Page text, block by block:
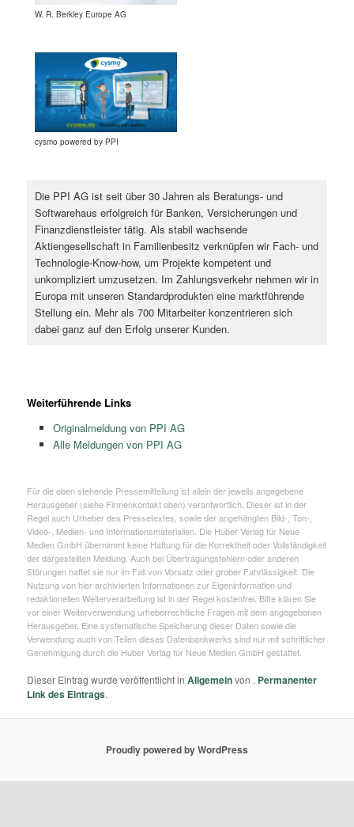
W. R. Berkley Europe AG
cysmo powered by PPI
Die PPI AG ist seit über 30 Jahren als Beratungs- und
Softwarehaus erfolgreich für Banken, Versicherungen und
Finanzdienstleister tätig. Als stabil wachsende
Aktiengesellschaft in Familienbesitz verknüpfen wir Fach- und
Technologie-Know-how, um Projekte kompetent und
unkompliziert umzusetzen. Im Zahlungsverkehr nehmen wir in
Europa mit unseren Standardprodukten eine marktführende
Stellung ein. Mehr als 700 Mitarbeiter konzentrieren sich
dabei ganz auf den Erfolg unserer Kunden.
Weiterführende Links
Originalmeldung von PPI AG
Alle Meldungen von PPI AG
Für die oben stehende Pressemitteilung ist allein der jeweils angegebene
Herausgeber (siehe Firmenkontakt oben) verantwortlich. Dieser ist in der
Regel auch Urheber des Pressetextes, sowie der angehängten Bild-, Ton-,
Video-, Medien- und Informationsmaterialien. Die Huber Verlag für Neue
Medien GmbH übernimmt keine Haftung für die Korrektheit oder Vollständigkeit
der dargestellten Meldung. Auch bei Übertragungsfehlern oder anderen
Störungen haftet sie nur im Fall von Vorsatz oder grober Fahrlässigkeit. Die
Nutzung von hier archivierten Informationen zur Eigeninformation und
redaktionellen Weiterverarbeitung ist in der Regel kostenfrei. Bitte klären Sie
vor einer Weiterverwendung urheberrechtliche Fragen mit dem angegebenen
Herausgeber. Eine systematische Speicherung dieser Daten sowie die
Verwendung auch von Teilen dieses Datenbankwerks sind nur mit schriftlicher
Genehmigung durch die Huber Verlag für Neue Medien GmbH gestattet.
Dieser Eintrag wurde veröffentlicht inAllgemeinvon . Permanenter
Link des Eintrags.
Proudly powered by WordPress